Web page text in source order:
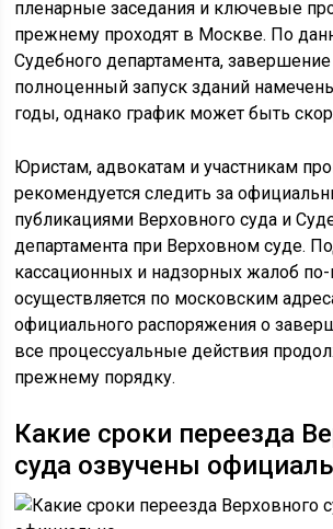
пленарные заседания и ключевые
прежнему проходят в Москве. По
Судебного департамента, завершение
полноценный запуск зданий
годы, однако график может быть
Юристам, адвокатам и участникам
рекомендуется следить за
публикациями Верховного суда и
департамента при Верховном суде.
кассационных и надзорных жалоб
осуществляется по московским
официального распоряжения о
все процессуальные действия
прежнему порядку.
Какие сроки переезда
суда озвучены